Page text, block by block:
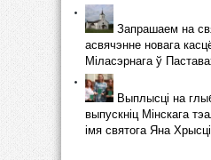
Запрашаем на
асвячэнне новага
Міласэрнага ў
Выплысці на
выпускніц Мінскага
імя святога Яна